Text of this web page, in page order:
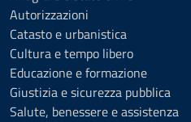
Autorizzazioni
Catasto e urbanistica
Cultura e tempo libero
Educazione e formazione
Giustizia e sicurezza pubblica
Salute, benessere e assistenza